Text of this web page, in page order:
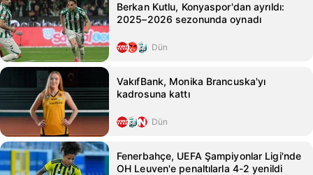
Berkan Kutlu, Konyaspor'dan ayrıldı:
2025–2026 sezonunda oynadı
Dün
VakıfBank, Monika Brancuska'yı
kadrosuna kattı
Dün
Fenerbahçe, UEFA Şampiyonlar Ligi'nde
OH Leuven'e penaltılarla 4-2 yenildi